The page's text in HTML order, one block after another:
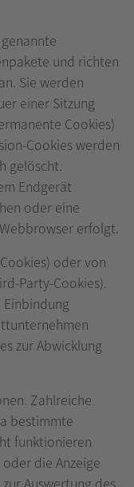
und richten
Sie werden
einer Sitzung
Cookies)
Cookies werden
gelöscht.
Endgerät
oder eine
erfolgt.
oder von
Party-Cookies).
zur Abwicklung
Zahlreiche
bestimmte
funktionieren
die Anzeige
Auswertung des